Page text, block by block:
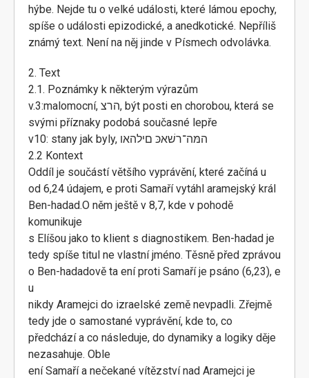
hýbe. Nejde tu o velké události, které lámou epochy,
spíše o události epizodické, a anedkotické. Nepříliš
známý text. Není na něj jinde v Písmech odvolávka.
2. Text
2.1. Poznámky k některým výrazům
v.3:malomocní, הרצ, být posti en chorobou, která se
svými příznaky podobá současné lepře
v10: stany jak byly, המּה־רשׁאכּ םילהאו
2.2 Kontext
Oddíl je součástí většího vyprávění, které začíná u
od 6,24 údajem, e proti Samaří vytáhl aramejský král
Ben-hadad.O něm ještě v 8,7, kde v pohodě
komunikuje
s Elíšou jako to klient s diagnostikem. Ben-hadad je
tedy spíše titul ne vlastní jméno. Těsně před zprávou
o Ben-hadadově ta ení proti Samaří je psáno (6,23), e
u
nikdy Aramejci do izraelské země nevpadli. Zřejmě
tedy jde o samostané vyprávění, kde to, co
předchází a co následuje, do dynamiky a logiky děje
nezasahuje. Oble
ení Samaří a nečekané vítězství nad Aramejci je